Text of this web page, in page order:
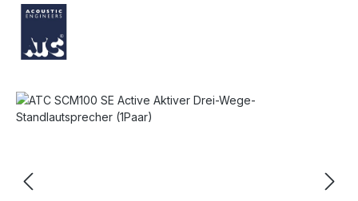
Bildergalerie überspringen